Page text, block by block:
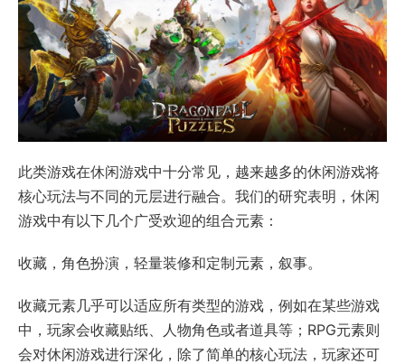
此类游戏在休闲游戏中十分常见，越来越多的休闲游戏将
核心玩法与不同的元层进行融合。我们的研究表明，休闲
游戏中有以下几个广受欢迎的组合元素：
收藏，角色扮演，轻量装修和定制元素，叙事。
收藏元素几乎可以适应所有类型的游戏，例如在某些游戏
中，玩家会收藏贴纸、人物角色或者道具等；RPG元素则
会对休闲游戏进行深化，除了简单的核心玩法，玩家还可